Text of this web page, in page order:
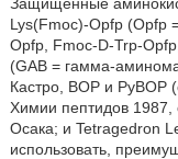
Защищенные
Lys(Fmoc)-Opfp (Opfp
Opfp, Fmoc-D-Trp-
(GAB = гамма-
Кастро, ВОР и РуВОР
Химии пептидов 1987,
Осака; и Tetragedron
использовать,